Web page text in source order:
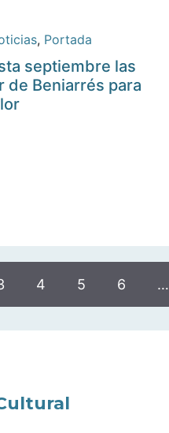
, Portada
septiembre las
de Beniarrés para
4 5 6 …